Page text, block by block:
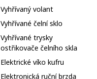
Vyhřívaný volant
Vyhřívané čelní sklo
Vyhřívané trysky
ostřikovače čelního skla
Elektrické víko kufru
Elektronická ruční brzda